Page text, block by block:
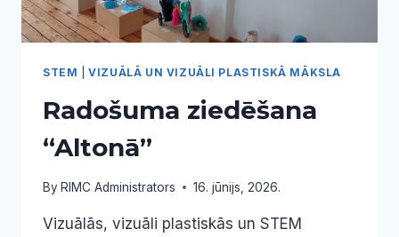
STEM |VIZUĀLĀ UN VIZUĀLI PLASTISKĀ MĀKSLA
Radošuma ziedēšana
“Altonā”
By RIMC Administrators 16. jūnijs, 2026.
Vizuālās, vizuāli plastiskās un STEM